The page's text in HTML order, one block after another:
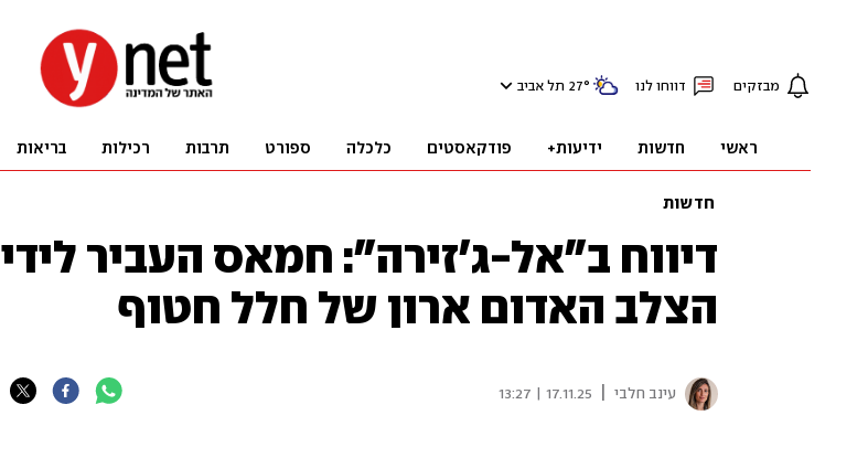
מבזקים דווחו לנו 27° תל אביב
ראשי חדשות ידיעות+ פודקאסטים כלכלה ספורט תרבות רכילות בריאות
חדשות
דיווח ב"אל-ג'זירה": חמאס העביר לידי
הצלב האדום ארון של חלל חטוף
עינב חלבי 17.11.25 | 13:27